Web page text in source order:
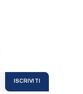
ISCRIVITI